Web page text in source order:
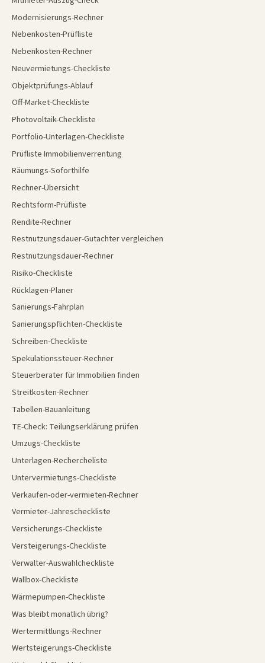
Modernisierungs-Rechner
Nebenkosten-Prüfliste
Nebenkosten-Rechner
Neuvermietungs-Checkliste
Objektprüfungs-Ablauf
Off-Market-Checkliste
Photovoltaik-Checkliste
Portfolio-Unterlagen-Checkliste
Prüfliste Immobilienverrentung
Räumungs-Soforthilfe
Rechner-Übersicht
Rechtsform-Prüfliste
Rendite-Rechner
Restnutzungsdauer-Gutachter vergleichen
Restnutzungsdauer-Rechner
Risiko-Checkliste
Rücklagen-Planer
Sanierungs-Fahrplan
Sanierungspflichten-Checkliste
Schreiben-Checkliste
Spekulationssteuer-Rechner
Steuerberater für Immobilien finden
Streitkosten-Rechner
Tabellen-Bauanleitung
TE-Check: Teilungserklärung prüfen
Umzugs-Checkliste
Unterlagen-Rechercheliste
Untervermietungs-Checkliste
Verkaufen-oder-vermieten-Rechner
Vermieter-Jahrescheckliste
Versicherungs-Checkliste
Versteigerungs-Checkliste
Verwalter-Auswahlcheckliste
Wallbox-Checkliste
Wärmepumpen-Checkliste
Was bleibt monatlich übrig?
Wertermittlungs-Rechner
Wertsteigerungs-Checkliste